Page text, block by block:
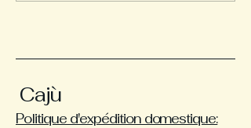
Cajù
Politique d'expédition domestique: